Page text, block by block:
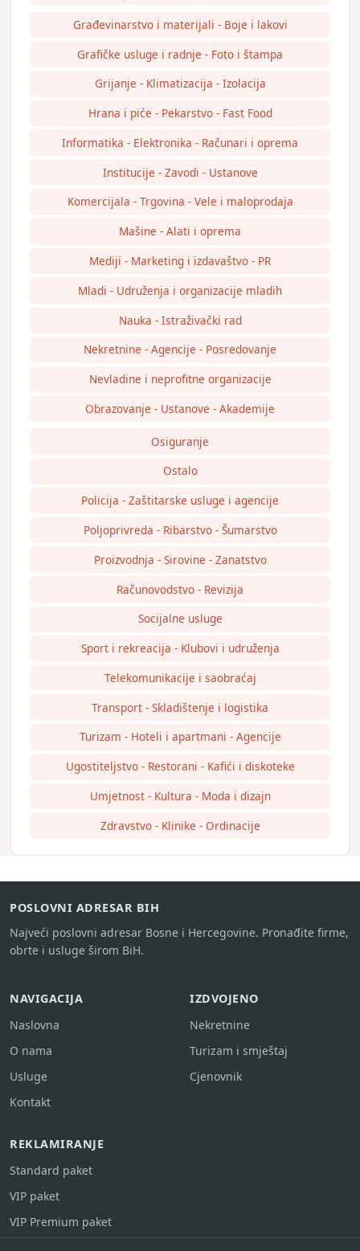
Građevinarstvo i materijali - Boje i lakovi
Grafičke usluge i radnje - Foto i štampa
Grijanje - Klimatizacija - Izolacija
Hrana i piće - Pekarstvo - Fast Food
Informatika - Elektronika - Računari i oprema
Institucije - Zavodi - Ustanove
Komercijala - Trgovina - Vele i maloprodaja
Mašine - Alati i oprema
Mediji - Marketing i izdavaštvo - PR
Mladi - Udruženja i organizacije mladih
Nauka - Istraživački rad
Nekretnine - Agencije - Posredovanje
Nevladine i neprofitne organizacije
Obrazovanje - Ustanove - Akademije
Osiguranje
Ostalo
Policija - Zaštitarske usluge i agencije
Poljoprivreda - Ribarstvo - Šumarstvo
Proizvodnja - Sirovine - Zanatstvo
Računovodstvo - Revizija
Socijalne usluge
Sport i rekreacija - Klubovi i udruženja
Telekomunikacije i saobraćaj
Transport - Skladištenje i logistika
Turizam - Hoteli i apartmani - Agencije
Ugostiteljstvo - Restorani - Kafići i diskoteke
Umjetnost - Kultura - Moda i dizajn
Zdravstvo - Klinike - Ordinacije
POSLOVNI ADRESAR BIH
Najveći poslovni adresar Bosne i Hercegovine. Pronađite firme,
obrte i usluge širom BiH.
NAVIGACIJA
Naslovna
O nama
Usluge
Kontakt
IZDVOJENO
Nekretnine
Turizam i smještaj
Cjenovnik
REKLAMIRANJE
Standard paket
VIP paket
VIP Premium paket